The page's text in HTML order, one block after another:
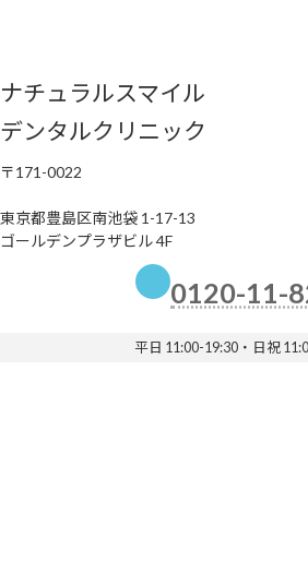
ナチュラルスマイル
デンタルクリニック
〒171-0022
東京都豊島区南池袋 1-17-13
ゴールデンプラザビル 4F
0120-11-
平日 11:00-19:30・日祝